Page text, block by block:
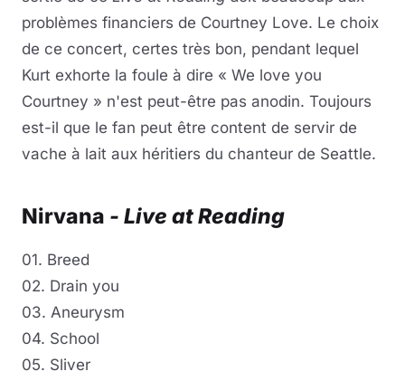
problèmes financiers de Courtney Love. Le choix
de ce concert, certes très bon, pendant lequel
Kurt exhorte la foule à dire « We love you
Courtney » n'est peut-être pas anodin. Toujours
est-il que le fan peut être content de servir de
vache à lait aux héritiers du chanteur de Seattle.
Nirvana - Live at Reading
01. Breed
02. Drain you
03. Aneurysm
04. School
05. Sliver